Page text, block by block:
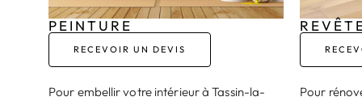
PEINTURE
RECEVOIR UN DEVIS
Pour embellir votre intérieur à Tassin-la-
Pour